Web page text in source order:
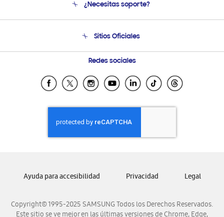
Soporte
Seguimiento de tu pedido
Condiciones de Compra
¿Necesitas soporte?
Soporte vía eMail
Preguntas Frecuentes
Sitios Oficiales
Samsung Costa Rica
Samsung Ecuador
Samsung El Salvador
Samsung Guatemala
Samsung Honduras
Samsung Nicaragua
Samsung Venezuela
Redes sociales
Copyright© 1995-2025 SAMSUNG Todos los Derechos Reservados.
Ayuda para accesibilidad Privacidad Legal